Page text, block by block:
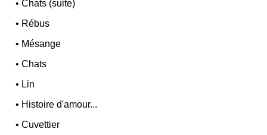
•Chats (suite)
• Rébus
• Mésange
•Chats
• Lin
• Histoire d'amour...
•Cuvettier